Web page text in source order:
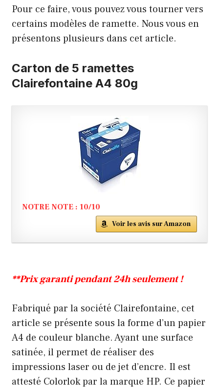
Pour ce faire, vous pouvez vous tourner vers
certains modèles de ramette. Nous vous en
présentons plusieurs dans cet article.
Carton de 5 ramettes
Clairefontaine A4 80g
NOTRE NOTE : 10/10
Voir les avis sur Amazon
**Prix garanti pendant 24h seulement !
Fabriqué par la société Clairefontaine, cet
article se présente sous la forme d’un papier
A4 de couleur blanche. Ayant une surface
satinée, il permet de réaliser des
impressions laser ou de jet d’encre. Il est
attesté Colorlok par la marque HP. Ce papier